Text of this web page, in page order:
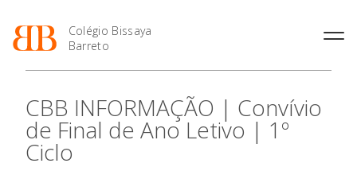
Colégio Bissaya
Barreto
Projeto Educativo
Organização
Colaboradores Docentes
Enriquecimento Curricular
Oferta Curricular
Atividades Extracurriculares
Profissionais
Matrículas
Horários e Manuais
2027
Calendários
Portal do Professor
CBB INFORMAÇÃO | Convívio
de Final de Ano Letivo | 1º
Ciclo